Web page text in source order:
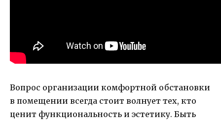
Вопрос организации комфортной обстановки
в помещении всегда стоит волнует тех, кто
ценит функциональность и эстетику. Быть